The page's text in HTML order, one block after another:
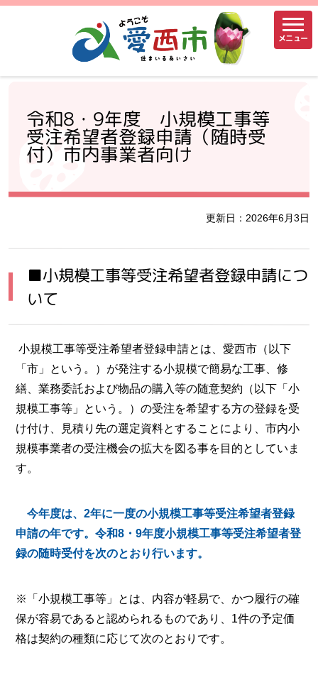
メニュー
令和8・9年度 小規模工事等
受注希望者登録申請（随時受
付）市内事業者向け
更新日：2026年6月3日
■小規模工事等受注希望者登録申請につ
いて
小規模工事等受注希望者登録申請とは、愛西市（以下
「市」という。）が発注する小規模で簡易な工事、修
繕、業務委託および物品の購入等の随意契約（以下「小
規模工事等」という。）の受注を希望する方の登録を受
け付け、見積り先の選定資料とすることにより、市内小
規模事業者の受注機会の拡大を図る事を目的としていま
す。
今年度は、2年に一度の小規模工事等受注希望者登録
申請の年です。令和8・9年度小規模工事等受注希望者登
録の随時受付を次のとおり行います。
※「小規模工事等」とは、内容が軽易で、かつ履行の確
保が容易であると認められるものであり、1件の予定価
格は契約の種類に応じて次のとおりです。